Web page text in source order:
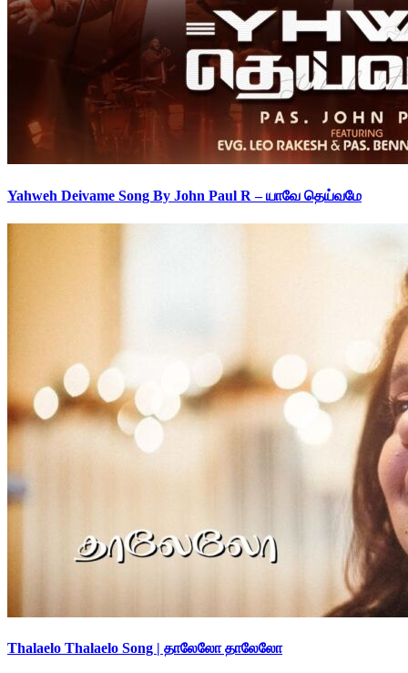
Yahweh Deivame Song By John Paul R – யாவே தெய்வமே
Thalaelo Thalaelo Song | தாலேலோ தாலேலோ